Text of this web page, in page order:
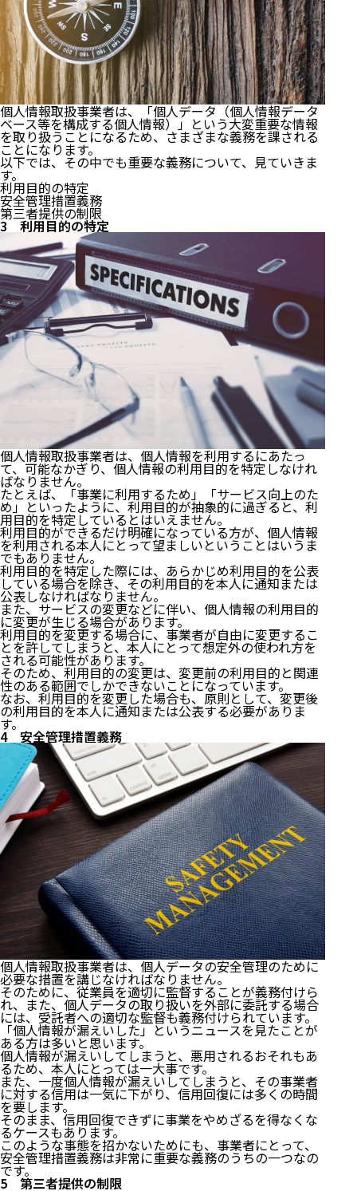
個人情報取扱事業者は、「個人データ（個人情報データ
ベース等を構成する個人情報）」という大変重要な情報
を取り扱うことになるため、さまざまな義務を課される
ことになります。
以下では、その中でも重要な義務について、見ていきま
す。
利用目的の特定
安全管理措置義務
第三者提供の制限
3 利用目的の特定
個人情報取扱事業者は、個人情報を利用するにあたっ
て、可能なかぎり、個人情報の利用目的を特定しなけれ
ばなりません。
たとえば、「事業に利用するため」「サービス向上のた
め」といったように、利用目的が抽象的に過ぎると、利
用目的を特定しているとはいえません。
利用目的ができるだけ明確になっている方が、個人情報
を利用される本人にとって望ましいということはいうま
でもありません。
利用目的を特定した際には、あらかじめ利用目的を公表
している場合を除き、その利用目的を本人に通知または
公表しなければなりません。
また、サービスの変更などに伴い、個人情報の利用目的
に変更が生じる場合があります。
利用目的を変更する場合に、事業者が自由に変更するこ
とを許してしまうと、本人にとって想定外の使われ方を
される可能性があります。
そのため、利用目的の変更は、変更前の利用目的と関連
性のある範囲でしかできないことになっています。
なお、利用目的を変更した場合も、原則として、変更後
の利用目的を本人に通知または公表する必要がありま
す。
4 安全管理措置義務
個人情報取扱事業者は、個人データの安全管理のために
必要な措置を講じなければなりません。
そのために、従業員を適切に監督することが義務付けら
れ、また、個人データの取り扱いを外部に委託する場合
には、受託者への適切な監督も義務付けられています。
「個人情報が漏えいした」というニュースを見たことが
ある方は多いと思います。
個人情報が漏えいしてしまうと、悪用されるおそれもあ
るため、本人にとっては一大事です。
また、一度個人情報が漏えいしてしまうと、その事業者
に対する信用は一気に下がり、信用回復には多くの時間
を要します。
そのまま、信用回復できずに事業をやめざるを得なくな
るケースもあります。
このような事態を招かないためにも、事業者にとって、
安全管理措置義務は非常に重要な義務のうちの一つなの
です。
5 第三者提供の制限